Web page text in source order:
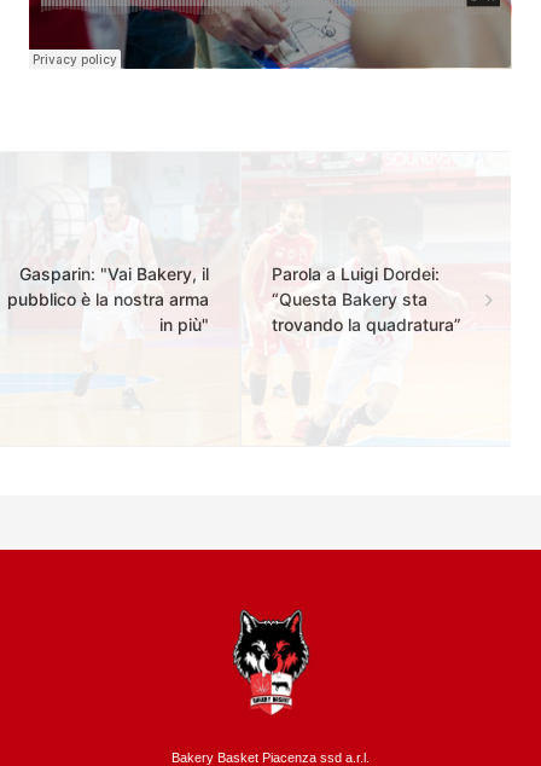
Gasparin: "Vai Bakery, il
pubblico è la nostra arma
in più"
Parola a Luigi Dordei:
“Questa Bakery sta
trovando la quadratura”
Bakery Basket Piacenza ssd a.r.l.